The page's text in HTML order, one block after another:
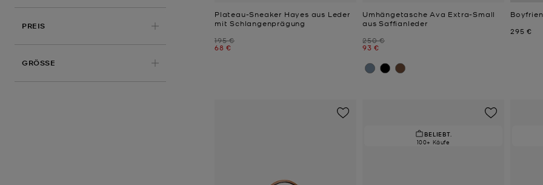
PREIS
GRÖSSE
Plateau-Sneaker Hayes aus Leder
mit Schlangenprägung
Zuvor
195 €
Jetzt
68 €
Umhängetasche Ava Extra-Small
aus Saffianleder
Zuvor
250 €
Jetzt
93 €
Jetzt
295 €
BELIEBT.
100+ Käufe